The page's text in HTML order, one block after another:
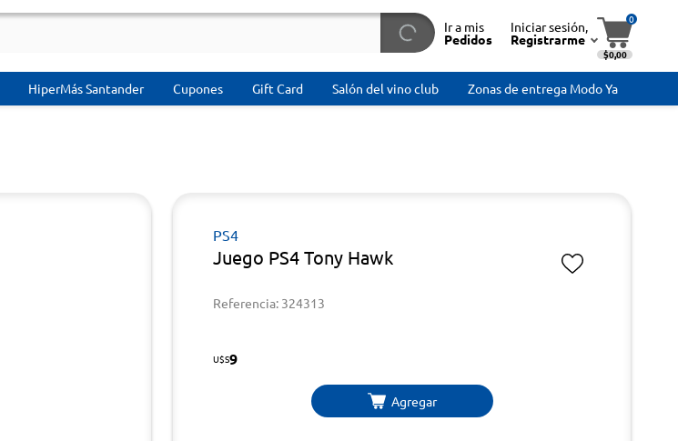
Ir a mis
Pedidos
Iniciar sesión,
Registrarme
0
$0,00
HiperMás Santander Cupones Gift Card Salón del vino club Zonas de entrega Modo Ya
PS4
Juego PS4 Tony Hawk
Referencia: 324313
U$S9
Agregar